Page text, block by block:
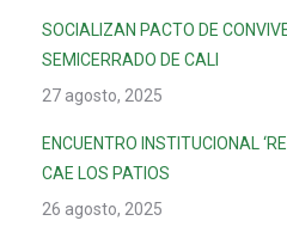
SOCIALIZAN PACTO DE
SEMICERRADO DE CALI
27 agosto, 2025
ENCUENTRO INSTITUCIONAL
CAE LOS PATIOS
26 agosto, 2025